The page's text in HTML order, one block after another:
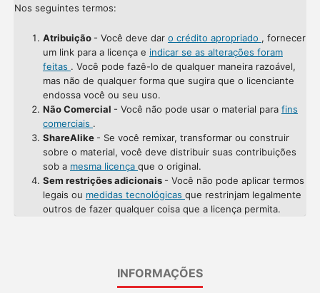
Nos seguintes termos:
Atribuição - Você deve dar o crédito apropriado , fornecer
um link para a licença e indicar se as alterações foram
feitas . Você pode fazê-lo de qualquer maneira razoável,
mas não de qualquer forma que sugira que o licenciante
endossa você ou seu uso.
Não Comercial - Você não pode usar o material para fins
comerciais .
ShareAlike - Se você remixar, transformar ou construir
sobre o material, você deve distribuir suas contribuições
sob a mesma licença que o original.
Sem restrições adicionais - Você não pode aplicar termos
legais ou medidas tecnológicas que restrinjam legalmente
outros de fazer qualquer coisa que a licença permita.
INFORMAÇÕES